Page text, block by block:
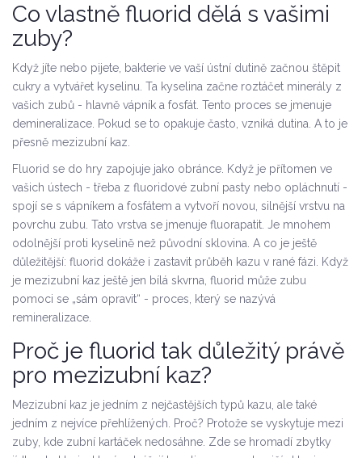
Co vlastně fluorid dělá s vašimi
zuby?
Když jíte nebo pijete, bakterie ve vaší ústní dutině začnou štěpit
cukry a vytvářet kyselinu. Ta kyselina začne roztáčet minerály z
vašich zubů - hlavně vápník a fosfát. Tento proces se jmenuje
demineralizace. Pokud se to opakuje často, vzniká dutina. A to je
přesně mezizubní kaz.
Fluorid se do hry zapojuje jako obránce. Když je přítomen ve
vašich ústech - třeba z fluoridové zubní pasty nebo opláchnutí -
spojí se s vápníkem a fosfátem a vytvoří novou, silnější vrstvu na
povrchu zubu. Tato vrstva se jmenuje fluorapatit. Je mnohem
odolnější proti kyselině než původní sklovina. A co je ještě
důležitější: fluorid dokáže i zastavit průběh kazu v rané fázi. Když
je mezizubní kaz ještě jen bílá skvrna, fluorid může zubu
pomoci se „sám opravit“ - proces, který se nazývá
remineralizace.
Proč je fluorid tak důležitý právě
pro mezizubní kaz?
Mezizubní kaz je jedním z nejčastějších typů kazu, ale také
jedním z nejvíce přehlížených. Proč? Protože se vyskytuje mezi
zuby, kde zubní kartáček nedosáhne. Zde se hromadí zbytky